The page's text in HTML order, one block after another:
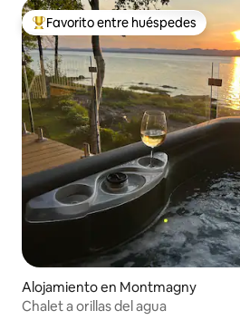
Favorito entre huéspedes preferido
Favorito entre huéspedes
Alojamiento en Montmagny
Chalet a orillas del agua